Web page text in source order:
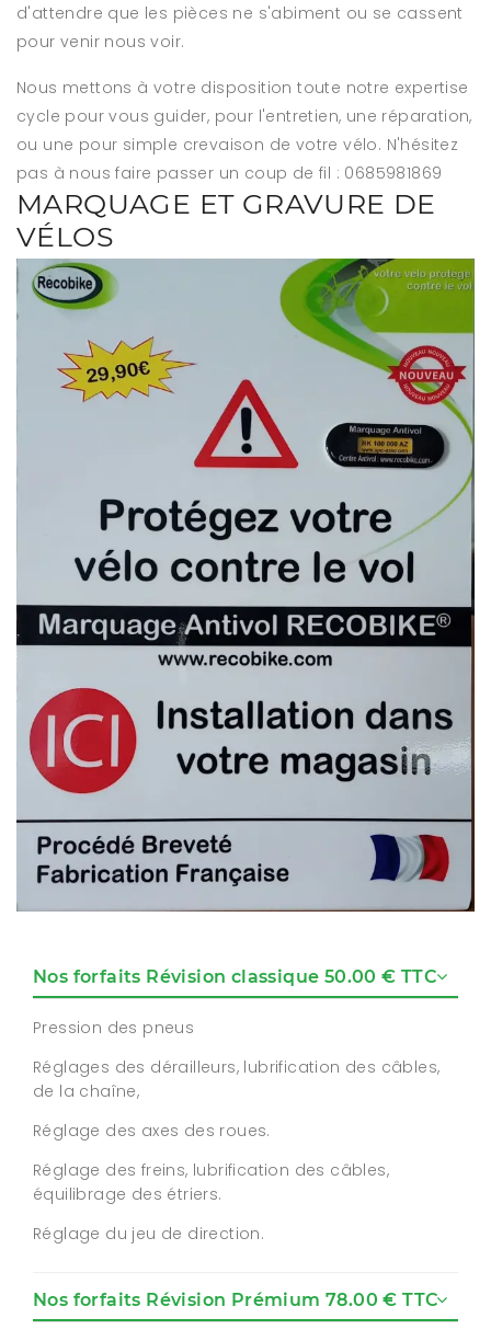
d'attendre que les pièces ne s'abiment ou se cassent
pour venir nous voir.
Nous mettons à votre disposition toute notre expertise
cycle pour vous guider, pour l'entretien, une réparation,
ou une pour simple crevaison de votre vélo. N'hésitez
pas à nous faire passer un coup de fil : 0685981869
MARQUAGE ET GRAVURE DE
VÉLOS
Nos forfaits Révision classique 50.00 € TTC
Pression des pneus
Réglages des dérailleurs, lubrification des câbles,
de la chaîne,
Réglage des axes des roues.
Réglage des freins, lubrification des câbles,
équilibrage des étriers.
Réglage du jeu de direction.
Nos forfaits Révision Prémium 78.00 € TTC